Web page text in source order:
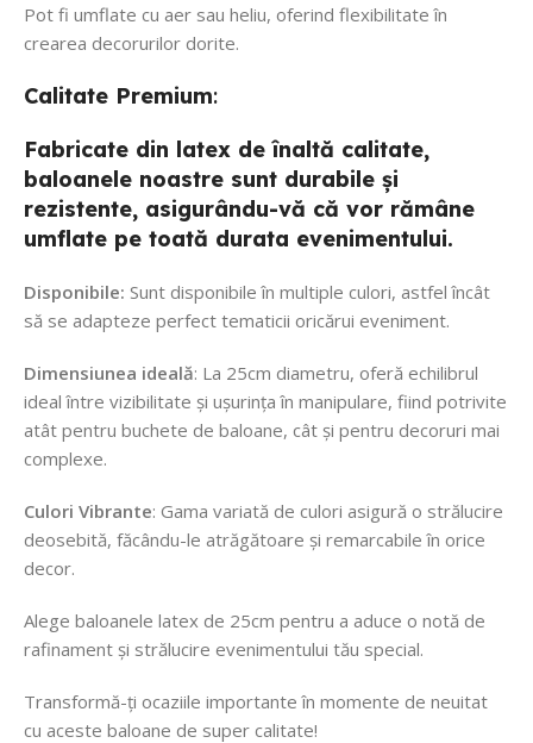
Pot fi umflate cu aer sau heliu, oferind flexibilitate în
crearea decorurilor dorite.
Calitate Premium:
Fabricate din latex de înaltă calitate,
baloanele noastre sunt durabile și
rezistente, asigurându-vă că vor rămâne
umflate pe toată durata evenimentului.
Disponibile: Sunt disponibile în multiple culori, astfel încât
să se adapteze perfect tematicii oricărui eveniment.
Dimensiunea ideală: La 25cm diametru, oferă echilibrul
ideal între vizibilitate și ușurința în manipulare, fiind potrivite
atât pentru buchete de baloane, cât și pentru decoruri mai
complexe.
Culori Vibrante: Gama variată de culori asigură o strălucire
deosebită, făcându-le atrăgătoare și remarcabile în orice
decor.
Alege baloanele latex de 25cm pentru a aduce o notă de
rafinament și strălucire evenimentului tău special.
Transformă-ți ocaziile importante în momente de neuitat
cu aceste baloane de super calitate!